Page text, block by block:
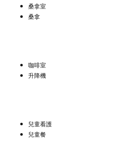
桑拿室
桑拿
咖啡室
升降機
兒童看護
兒童餐